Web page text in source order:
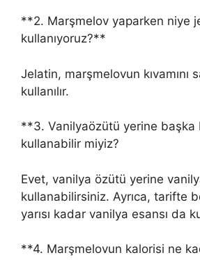
**2. Marşmelov yaparken niye
kullanıyoruz?**
Jelatin, marşmelovun kıvamını
kullanılır.
**3. Vanilyaözütü yerine başka
kullanabilir miyiz?
Evet, vanilya özütü yerine
kullanabilirsiniz. Ayrıca, tarifte
yarısı kadar vanilya esansı da
**4. Marşmelovun kalorisi ne